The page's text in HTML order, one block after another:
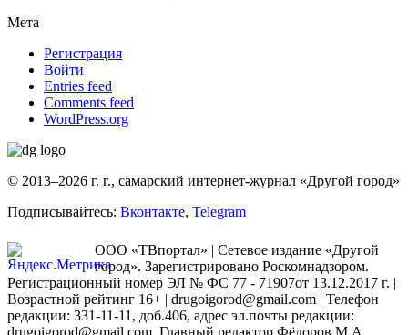
Мета
Регистрация
Войти
Entries feed
Comments feed
WordPress.org
© 2013–2026 г. г., самарский интернет-журнал «Другой город»
Подписывайтесь: Вконтакте, Telegram
ООО «ТВпортал» | Сетевое издание «Другой
город». Зарегистрировано Роскомнадзором.
Регистрационный номер ЭЛ № ФС 77 - 71907от 13.12.2017 г. |
Возрастной рейтинг 16+ | drugoigorod@gmail.com | Телефон
редакции: 331-11-11, доб.406, адрес эл.почты редакции:
drugoigorod@gmail.com. Главный редактор Фёдоров М.А.